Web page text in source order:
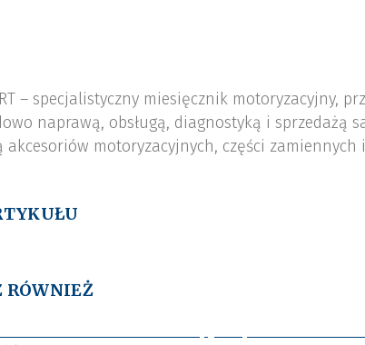
– specjalistyczny miesięcznik motoryzacyjny,
naprawą, obsługą, diagnostyką i sprzedażą
akcesoriów motoryzacyjnych, części
RÓWNIEŻ